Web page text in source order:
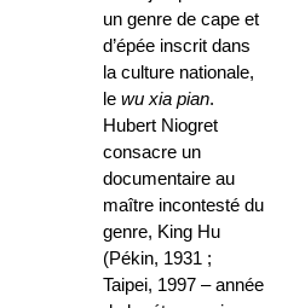
un genre de cape et
d’épée inscrit dans
la culture nationale,
le wu xia pian.
Hubert Niogret
consacre un
documentaire au
maître incontesté du
genre, King Hu
(Pékin, 1931 ;
Taipei, 1997 – année